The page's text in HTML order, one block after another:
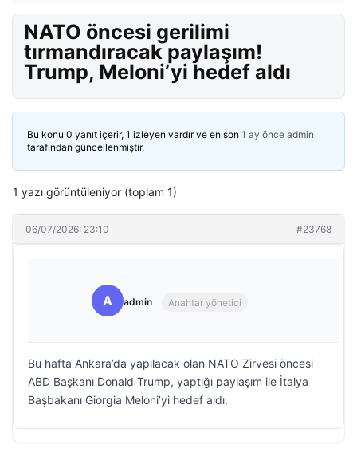
NATO öncesi gerilimi
tırmandıracak paylaşım!
Trump, Meloni’yi hedef aldı
Bu konu 0 yanıt içerir, 1 izleyen vardır ve en son 1 ay önce admin
tarafından güncellenmiştir.
1 yazı görüntüleniyor (toplam 1)
06/07/2026: 23:10 #23768
A admin Anahtar yönetici
Bu hafta Ankara’da yapılacak olan NATO Zirvesi öncesi
ABD Başkanı Donald Trump, yaptığı paylaşım ile İtalya
Başbakanı Giorgia Meloni’yi hedef aldı.